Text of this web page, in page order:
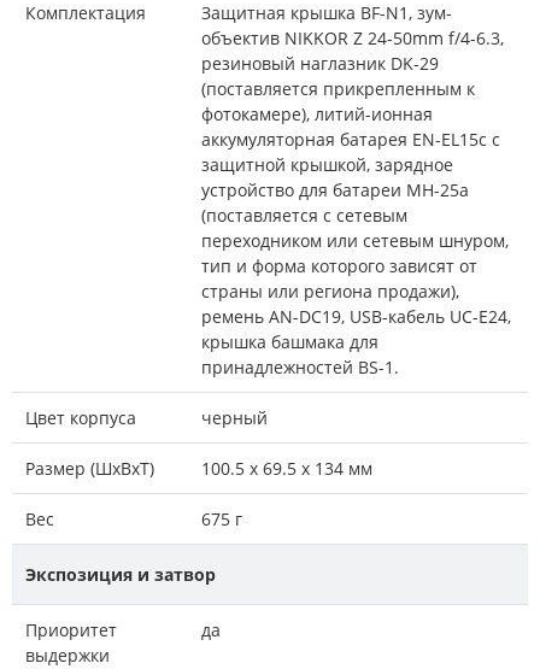
Комплектация
Защитная крышка BF-N1, зум-
объектив NIKKOR Z 24-50mm f/4-6.3,
резиновый наглазник DK-29
(поставляется прикрепленным к
фотокамере), литий-ионная
аккумуляторная батарея EN-EL15c с
защитной крышкой, зарядное
устройство для батареи MH-25a
(поставляется с сетевым
переходником или сетевым шнуром,
тип и форма которого зависят от
страны или региона продажи),
ремень AN-DC19, USB-кабель UC-E24,
крышка башмака для
принадлежностей BS-1.
Цвет корпуса черный
Размер (ШxВxТ) 100.5 х 69.5 х 134 мм
Вес 675 г
Экспозиция и затвор
Приоритет
выдержки
да